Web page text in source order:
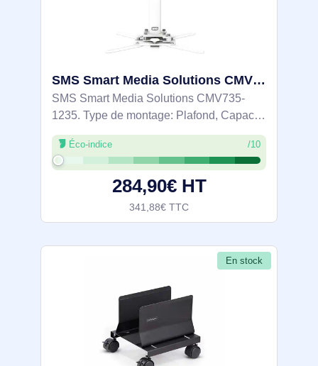
SMS Smart Media Solutions CMV735-1235 support pour projecteurs Plafond Blanc - PP120003
SMS Smart Media Solutions CMV735-
1235. Type de montage: Plafond, Capacité
de charge maximale: 20 kg, Couleur du
produit: Blanc
Éco-indice /10
284,90€ HT
341,88€ TTC
En stock